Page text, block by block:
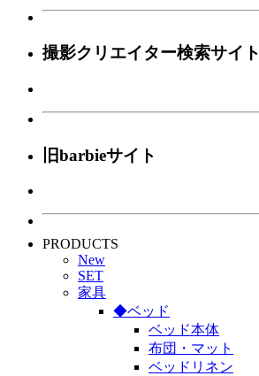
撮影クリエイター検索サイト
旧barbieサイト
PRODUCTS
New
SET
家具
◆ベッド
ベッド本体
布団・マット
ベッドリネン